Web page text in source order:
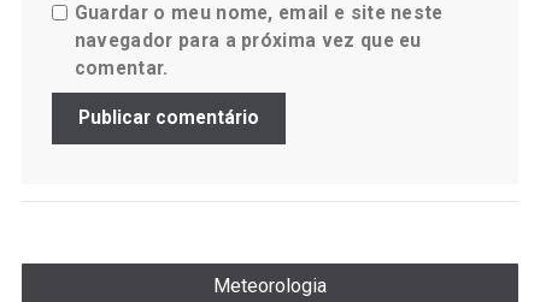
Guardar o meu nome, email e site neste
navegador para a próxima vez que eu
comentar.
Meteorologia